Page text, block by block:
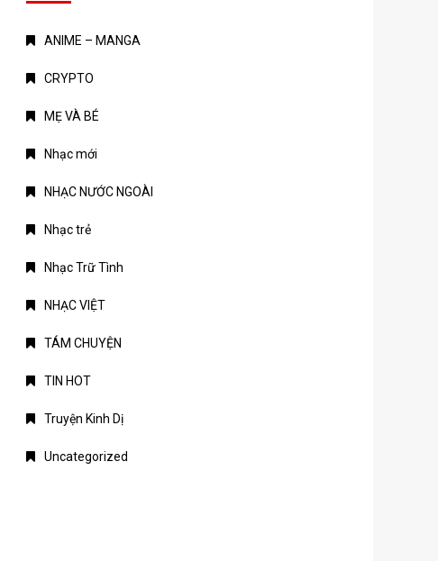
ANIME – MANGA
CRYPTO
MẸ VÀ BÉ
Nhạc mới
NHẠC NƯỚC NGOÀI
Nhạc trẻ
Nhạc Trữ Tình
NHẠC VIỆT
TÁM CHUYỆN
TIN HOT
Truyện Kinh Dị
Uncategorized